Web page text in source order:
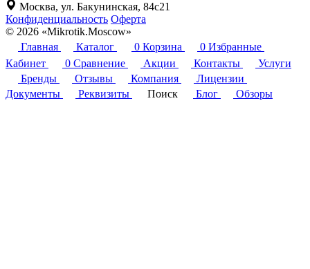
Москва, ул. Бакунинская, 84с21
Конфиденциальность Оферта
© 2026 «Mikrotik.Moscow»
Главная
Каталог 0 Корзина 0 Избранные
Кабинет
0 Сравнение Акции Контакты
Услуги
Бренды
Отзывы Компания
Лицензии
Документы
Реквизиты Поиск Блог Обзоры